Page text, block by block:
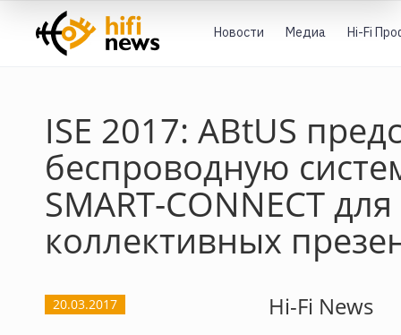
Новости Медиа Hi-Fi
ISE 2017: ABtUS
беспроводную
SMART-CONNECT для
коллективных
20.03.2017 Hi-Fi News